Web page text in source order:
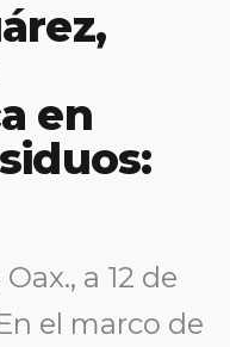
en
a 12 de
el marco de